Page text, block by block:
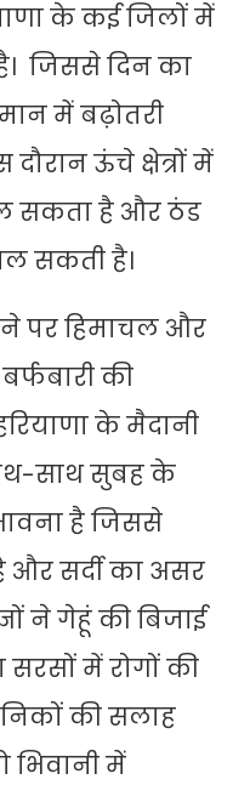
के कई जिलों में
जिससे दिन का
में बढ़ोतरी
ऊंचे क्षेत्रों में
सकता है और ठंड
सकती है।
पर हिमाचल और
की
के मैदानी
साथ सुबह के
है जिससे
और सर्दी का असर
ने गेहूं की बिजाई
में रोगों की
की सलाह
भिवानी में